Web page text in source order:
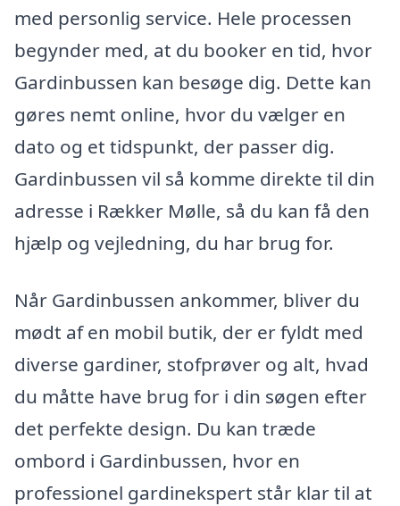
med personlig service. Hele processen
begynder med, at du booker en tid, hvor
Gardinbussen kan besøge dig. Dette kan
gøres nemt online, hvor du vælger en
dato og et tidspunkt, der passer dig.
Gardinbussen vil så komme direkte til din
adresse i Rækker Mølle, så du kan få den
hjælp og vejledning, du har brug for.
Når Gardinbussen ankommer, bliver du
mødt af en mobil butik, der er fyldt med
diverse gardiner, stofprøver og alt, hvad
du måtte have brug for i din søgen efter
det perfekte design. Du kan træde
ombord i Gardinbussen, hvor en
professionel gardinekspert står klar til at